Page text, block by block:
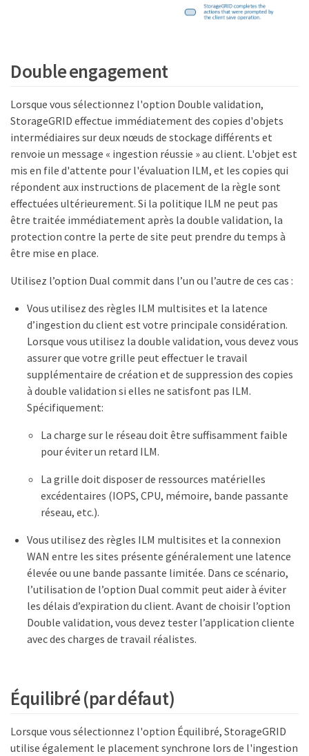
Double engagement
Lorsque vous sélectionnez l'option Double validation,
StorageGRID effectue immédiatement des copies d'objets
intermédiaires sur deux nœuds de stockage différents et
renvoie un message « ingestion réussie » au client. L'objet est
mis en file d'attente pour l'évaluation ILM, et les copies qui
répondent aux instructions de placement de la règle sont
effectuées ultérieurement. Si la politique ILM ne peut pas
être traitée immédiatement après la double validation, la
protection contre la perte de site peut prendre du temps à
être mise en place.
Utilisez l’option Dual commit dans l’un ou l’autre de ces cas :
Vous utilisez des règles ILM multisites et la latence
d’ingestion du client est votre principale considération.
Lorsque vous utilisez la double validation, vous devez vous
assurer que votre grille peut effectuer le travail
supplémentaire de création et de suppression des copies
à double validation si elles ne satisfont pas ILM.
Spécifiquement:
La charge sur le réseau doit être suffisamment faible
pour éviter un retard ILM.
La grille doit disposer de ressources matérielles
excédentaires (IOPS, CPU, mémoire, bande passante
réseau, etc.).
Vous utilisez des règles ILM multisites et la connexion
WAN entre les sites présente généralement une latence
élevée ou une bande passante limitée. Dans ce scénario,
l’utilisation de l’option Dual commit peut aider à éviter
les délais d’expiration du client. Avant de choisir l’option
Double validation, vous devez tester l’application cliente
avec des charges de travail réalistes.
Équilibré (par défaut)
Lorsque vous sélectionnez l'option Équilibré, StorageGRID
utilise également le placement synchrone lors de l'ingestion